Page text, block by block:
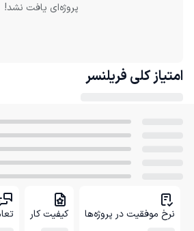
پروژه‌ای یافت نشد!
امتیاز کلی فریلنسر
نرخ موفقیت در پروژه‌ها کیفیت کار